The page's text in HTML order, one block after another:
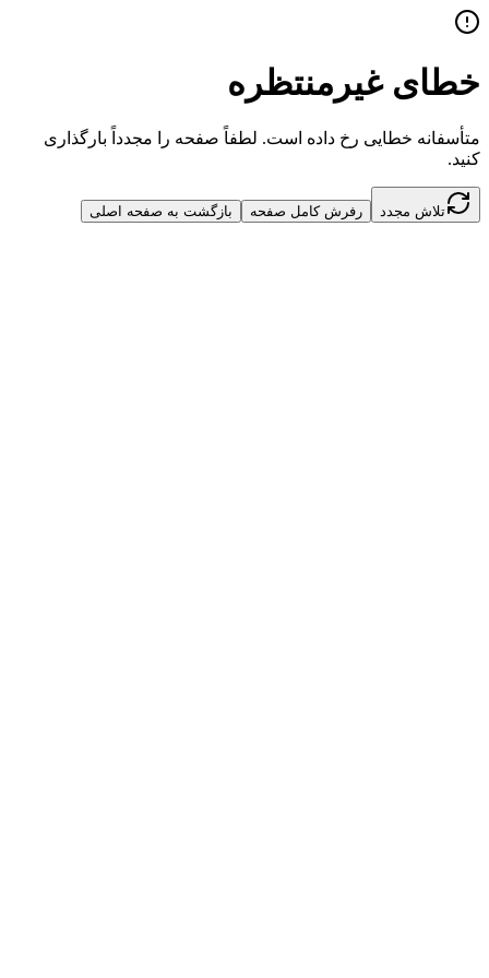
خطای غیرمنتظره
متأسفانه خطایی رخ داده است. لطفاً صفحه را مجدداً بارگذاری
کنید.
تلاش مجدد رفرش کامل صفحه بازگشت به صفحه اصلی